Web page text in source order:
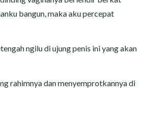
bangun, maka aku percepat
ngilu di ujung penis ini yang akan
rahimnya dan menyemprotkannya di